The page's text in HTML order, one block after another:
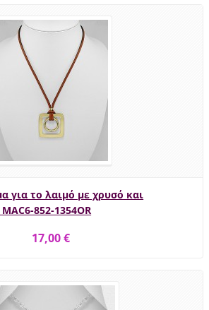
για το λαιμό με χρυσό και
852-1354OR
17,00 €